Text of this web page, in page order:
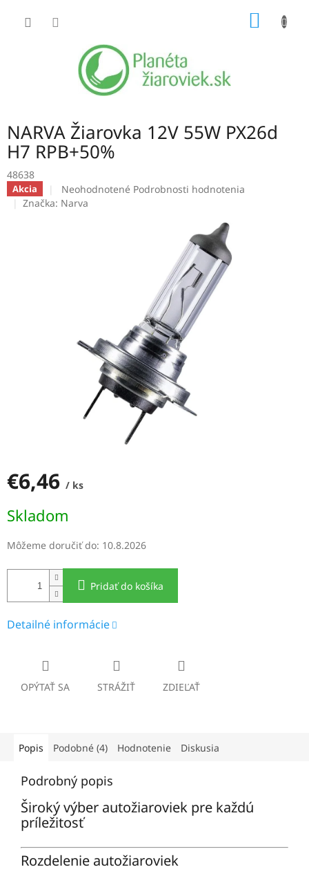
NARVA Žiarovka 12V 55W PX26d
H7 RPB+50%
48638
Akcia
Priemerné
hodnotenie
Neohodnotené Podrobnosti hodnotenia
Značka: Narva
€6,46 / ks
cena:
Skladom
Môžeme doručiť do: 10.8.2026
Pridať do košíka
Detailné informácie
OPÝTAŤ SA STRÁŽIŤ ZDIEĽAŤ
Popis Podobné (4) Hodnotenie Diskusia
Podrobný popis
Široký výber autožiaroviek pre každú
príležitosť
Rozdelenie autožiaroviek